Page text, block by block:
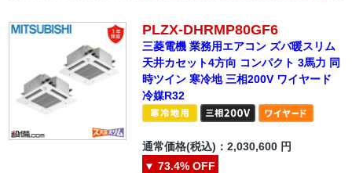
PLZX-DHRMP80GF6
三菱電機 業務用エアコン ズバ暖スリム
天井カセット4方向 コンパクト 3馬力 同
時ツイン 寒冷地 三相200V ワイヤード
冷媒R32
通常価格(税込)：2,030,600 円
▼ 73.4% OFF